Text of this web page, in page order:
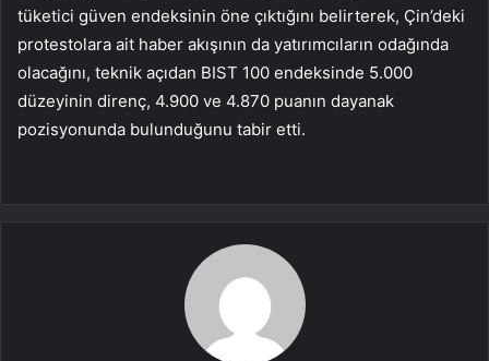
tüketici güven endeksinin öne çıktığını belirterek, Çin’deki
protestolara ait haber akışının da yatırımcıların odağında
olacağını, teknik açıdan BIST 100 endeksinde 5.000
düzeyinin direnç, 4.900 ve 4.870 puanın dayanak
pozisyonunda bulunduğunu tabir etti.